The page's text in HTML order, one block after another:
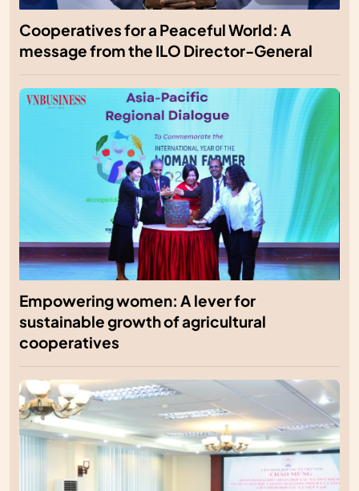
Cooperatives for a Peaceful World: A
message from the ILO Director-General
Empowering women: A lever for
sustainable growth of agricultural
cooperatives